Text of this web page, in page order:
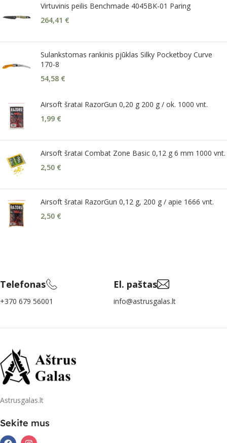
Virtuvinis peilis Benchmade 4045BK-01 Paring
264,41 €
Sulankstomas rankinis pjūklas Silky Pocketboy Curve
170-8
54,58 €
Airsoft šratai RazorGun 0,20 g 200 g / ok. 1000 vnt.
1,99 €
Airsoft šratai Combat Zone Basic 0,12 g 6 mm 1000 vnt.
2,50 €
Airsoft šratai RazorGun 0,12 g, 200 g / apie 1666 vnt.
2,50 €
Telefonas
+370 679 56001
El. paštas
info@astrusgalas.lt
Astrusgalas.lt
Sekite mus